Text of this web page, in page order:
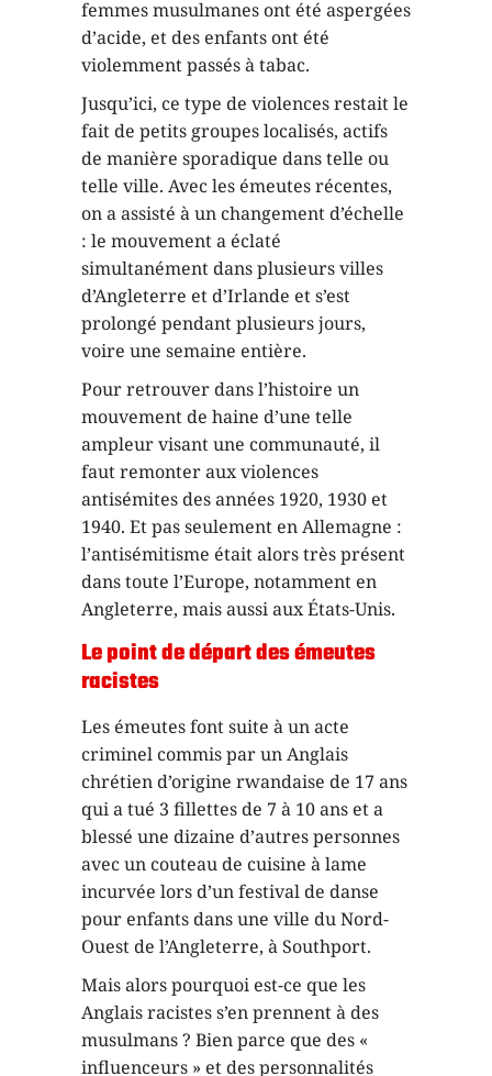
femmes musulmanes ont été aspergées
d’acide, et des enfants ont été
violemment passés à tabac.
Jusqu’ici, ce type de violences restait le
fait de petits groupes localisés, actifs
de manière sporadique dans telle ou
telle ville. Avec les émeutes récentes,
on a assisté à un changement d’échelle
: le mouvement a éclaté
simultanément dans plusieurs villes
d’Angleterre et d’Irlande et s’est
prolongé pendant plusieurs jours,
voire une semaine entière.
Pour retrouver dans l’histoire un
mouvement de haine d’une telle
ampleur visant une communauté, il
faut remonter aux violences
antisémites des années 1920, 1930 et
1940. Et pas seulement en Allemagne :
l’antisémitisme était alors très présent
dans toute l’Europe, notamment en
Angleterre, mais aussi aux États-Unis.
Le point de départ des émeutes
racistes
Les émeutes font suite à un acte
criminel commis par un Anglais
chrétien d’origine rwandaise de 17 ans
qui a tué 3 fillettes de 7 à 10 ans et a
blessé une dizaine d’autres personnes
avec un couteau de cuisine à lame
incurvée lors d’un festival de danse
pour enfants dans une ville du Nord-
Ouest de l’Angleterre, à Southport.
Mais alors pourquoi est-ce que les
Anglais racistes s’en prennent à des
musulmans ? Bien parce que des «
influenceurs » et des personnalités